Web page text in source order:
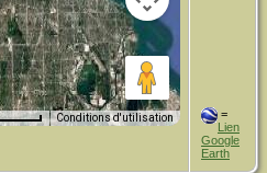
Conditions d'utilisation
=
Lien
Google
Earth